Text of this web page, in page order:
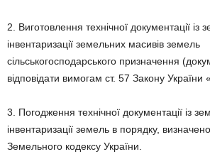
2. Виготовлення технічної документації
інвентаризації земельних масивів земель
сільськогосподарського призначення
відповідати вимогам ст. 57 Закону України
3. Погодження технічної документації із
інвентаризації земель в порядку,
Земельного кодексу України.